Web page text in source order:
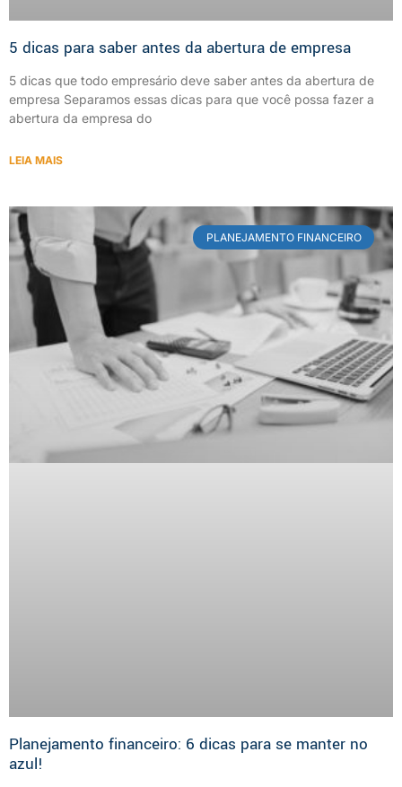
5 dicas para saber antes da abertura de empresa
5 dicas que todo empresário deve saber antes da abertura de
empresa Separamos essas dicas para que você possa fazer a
abertura da empresa do
LEIA MAIS
PLANEJAMENTO FINANCEIRO
Planejamento financeiro: 6 dicas para se manter no
azul!